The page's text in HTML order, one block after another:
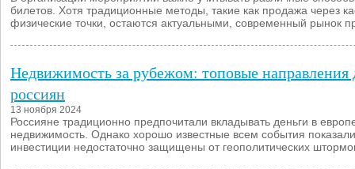
билетов. Хотя традиционные методы, такие как продажа через
физические точки, остаются актуальными, современный рынок
Недвижимость за рубежом: топовые направления
россиян
13 ноября 2024
Россияне традиционно предпочитали вкладывать деньги в
недвижимость. Однако хорошо известные всем события
инвестиции недостаточно защищены от геополитических